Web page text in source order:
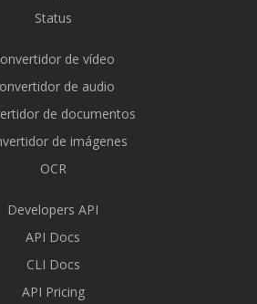
Status
de vídeo
de audio
de documentos
de imágenes
OCR
Developers API
API Docs
CLI Docs
API Pricing